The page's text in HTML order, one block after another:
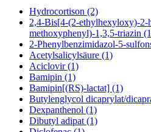
Hydrocortison (2)
2,4-Bis[4-(2-ethylhexyloxy)-
methoxyphenyl)-1,3,5-triazin
2-Phenylbenzimidazol-5-
Acetylsalicylsäure (1)
Aciclovir (1)
Bamipin (1)
Bamipin[(RS)-lactat] (1)
Butylenglycol dicaprylat/
Dexpanthenol (1)
Dibutyl adipat (1)